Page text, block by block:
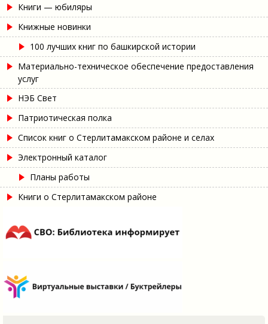
Книги — юбиляры
Книжные новинки
100 лучших книг по башкирской истории
Материально-техническое обеспечение предоставления
услуг
НЭБ Свет
Патриотическая полка
Список книг о Стерлитамакском районе и селах
Электронный каталог
Планы работы
Книги о Стерлитамакском районе